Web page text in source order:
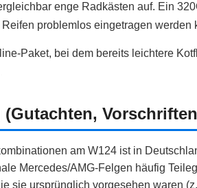
enge Radkästen auf. Ein
problemlos eingetragen werden
bei dem bereits leichtere
am W124 ist in
Mercedes/AMG‑Felgen häufig
sie ursprünglich vorgesehen waren